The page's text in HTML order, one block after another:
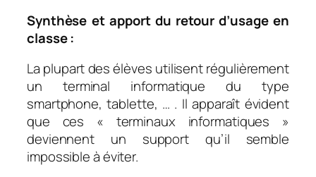
Synthèse et apport du retour d’usage en
classe :
La plupart des élèves utilisent régulièrement
un terminal informatique du type
smartphone, tablette, … . Il apparaît évident
que ces « terminaux informatiques »
deviennent un support qu’il semble
impossible à éviter.